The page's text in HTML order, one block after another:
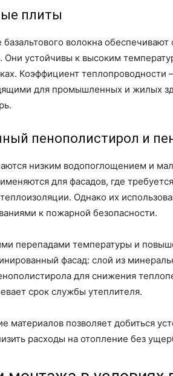
плиты
волокна
Они устойчивы к высоким
Коэффициент
для промышленных и жилых
пенополистирол и
низким водопоглощением и
для фасадов, где
Однако их
к пожарной безопасности.
перепадами температуры и
фасад: слой из
для снижения
срок службы утеплителя.
материалов позволяет добиться
расходы на отопление без